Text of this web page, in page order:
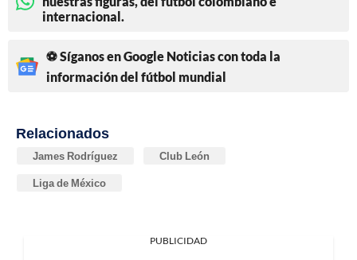
internacional.
⚽ Síganos en Google Noticias con toda la
información del fútbol mundial
Relacionados
James Rodríguez Club León
Liga de México
PUBLICIDAD